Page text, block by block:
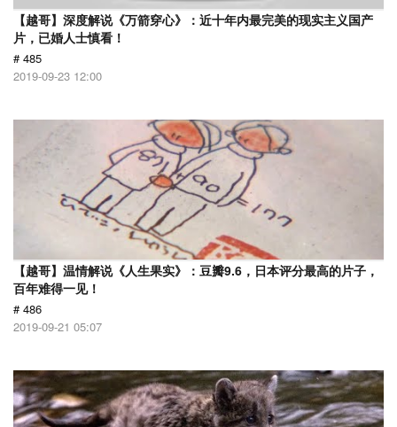
【越哥】深度解说《万箭穿心》：近十年内最完美的现实主义国产
片，已婚人士慎看！
# 485
2019-09-23 12:00
【越哥】温情解说《人生果实》：豆瓣9.6，日本评分最高的片子，
百年难得一见！
# 486
2019-09-21 05:07